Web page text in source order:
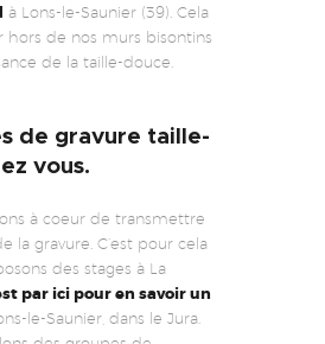
à Lons-le-Saunier (39). Cela
hors de nos murs bisontins
de la taille-douce.
de gravure taille-
vous.
à coeur de transmettre
la gravure. C’est pour cela
des stages à La
par ici pour en savoir un
le-Saunier, dans le Jura.